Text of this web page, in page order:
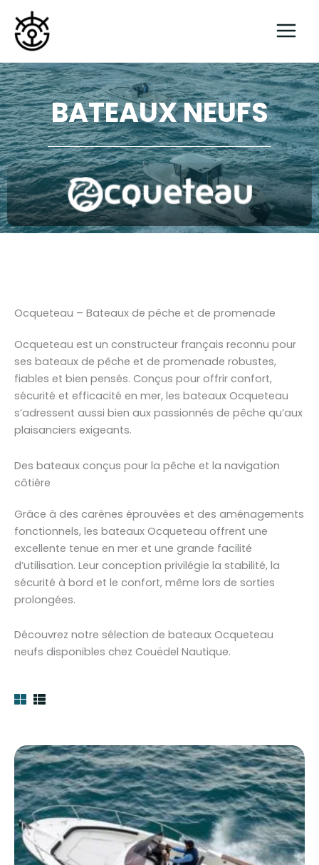
contenu
BATEAUX NEUFS
Ocqueteau – Bateaux de pêche et de promenade
Ocqueteau est un constructeur français reconnu pour
ses bateaux de pêche et de promenade robustes,
fiables et bien pensés. Conçus pour offrir confort,
sécurité et efficacité en mer, les bateaux Ocqueteau
s’adressent aussi bien aux passionnés de pêche qu’aux
plaisanciers exigeants.
Des bateaux conçus pour la pêche et la navigation
côtière
Grâce à des carènes éprouvées et des aménagements
fonctionnels, les bateaux Ocqueteau offrent une
excellente tenue en mer et une grande facilité
d’utilisation. Leur conception privilégie la stabilité, la
sécurité à bord et le confort, même lors de sorties
prolongées.
Découvrez notre sélection de bateaux Ocqueteau
neufs disponibles chez Couëdel Nautique.